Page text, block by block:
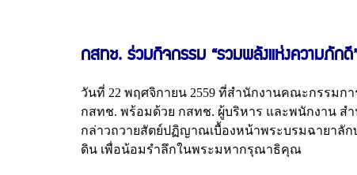
กสทช. ร่วมกิจกรรม “รวมพลังแห่งความภั
วันที่ 22 พฤศจิกายน 2559 ที่สำนักงานคณะกรรมก
กสทช. พร้อมด้วย กสทช. ผู้บริหาร และพนักงาน ส
กล่าวถวายสัตย์ปฏิญาณเบื้องหน้าพระบรมฉายาลั
ดิน เพื่อน้อมรำลึกในพระมหากรุณาธิคุณ